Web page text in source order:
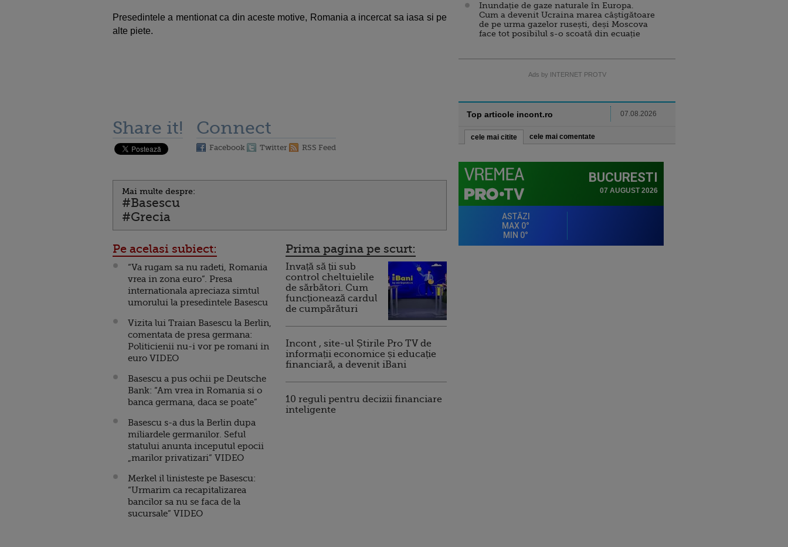
Presedintele a mentionat ca din aceste motive, Romania a incercat sa iasa si pe
alte piete.
Share it! Connect
Facebook Twitter RSS Feed
Mai multe despre:
#Basescu
#Grecia
Pe acelasi subiect:
“Va rugam sa nu radeti, Romania
vrea in zona euro”. Presa
internationala apreciaza simtul
umorului la presedintele Basescu
Vizita lui Traian Basescu la Berlin,
comentata de presa germana:
Politicienii nu-i vor pe romani in
euro VIDEO
Basescu a pus ochii pe Deutsche
Bank: “Am vrea in Romania si o
banca germana, daca se poate”
Basescu s-a dus la Berlin dupa
miliardele germanilor. Seful
statului anunta inceputul epocii
„marilor privatizari” VIDEO
Merkel il linisteste pe Basescu:
“Urmarim ca recapitalizarea
bancilor sa nu se faca de la
sucursale” VIDEO
Prima pagina pe scurt:
Invață să ții sub
control cheltuielile
de sărbători. Cum
funcționează cardul
de cumpărături
Incont , site-ul Știrile Pro TV de
informații economice și educație
financiară, a devenit iBani
10 reguli pentru decizii financiare
inteligente
Inundație de gaze naturale în Europa.
Cum a devenit Ucraina marea câștigătoare
de pe urma gazelor rusești, deși Moscova
face tot posibilul s-o scoată din ecuație
Ads by INTERNET PROTV
Top articole incont.ro 07.08.2026
cele mai citite cele mai comentate